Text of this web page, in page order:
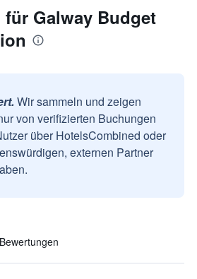
Galway Budget
Wir sammeln und zeigen
von verifizierten Buchungen
über HotelsCombined oder
externen Partner